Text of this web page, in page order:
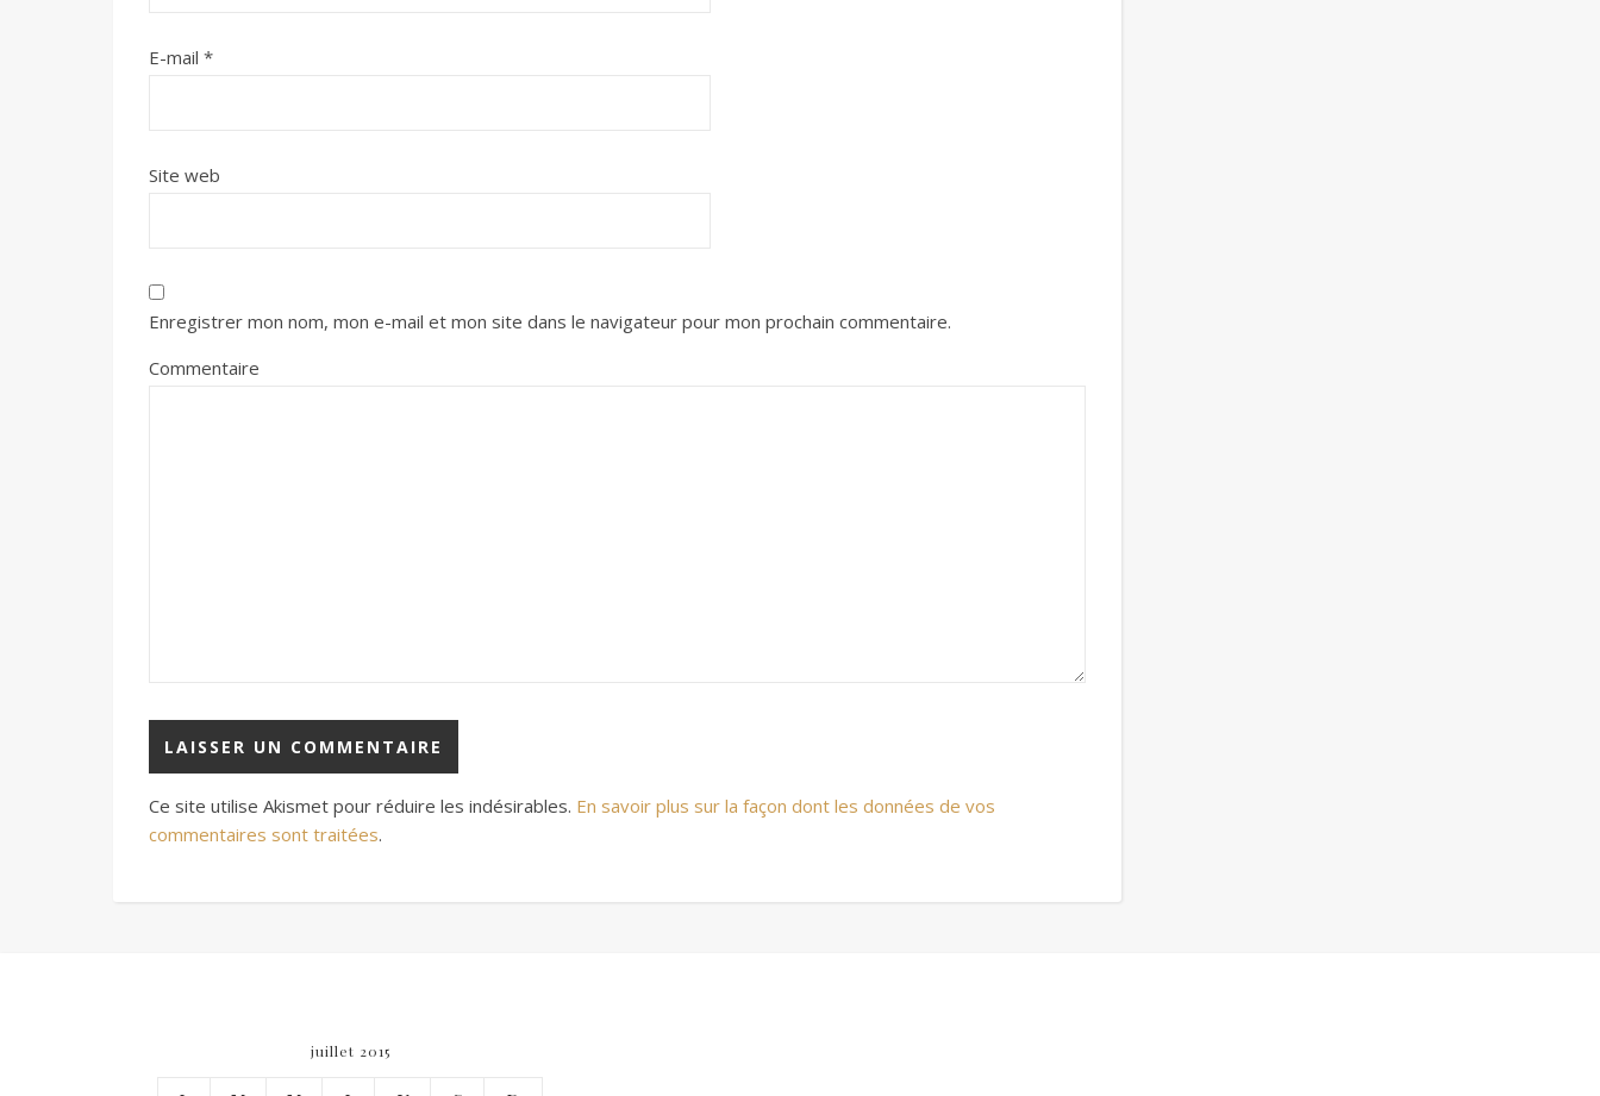
E-mail *
Site web
Enregistrer mon nom, mon e-mail et mon site dans le navigateur pour mon prochain commentaire.
Commentaire
Ce site utilise Akismet pour réduire les indésirables. En savoir plus sur la façon dont les données de vos
commentaires sont traitées.
juillet 2015